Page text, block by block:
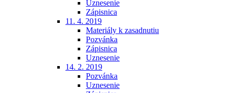
Uznesenie
Zápisnica
11. 4. 2019
Materiály k zasadnutiu
Pozvánka
Zápisnica
Uznesenie
14. 2. 2019
Pozvánka
Uznesenie